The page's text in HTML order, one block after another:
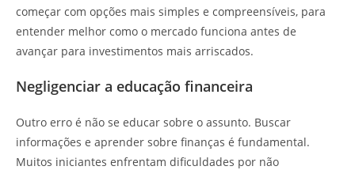
começar com opções mais simples e compreensíveis, para
entender melhor como o mercado funciona antes de
avançar para investimentos mais arriscados.
Negligenciar a educação financeira
Outro erro é não se educar sobre o assunto. Buscar
informações e aprender sobre finanças é fundamental.
Muitos iniciantes enfrentam dificuldades por não